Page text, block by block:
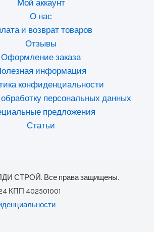
Мой аккаунт
О нас
и возврат товаров
Отзывы
Оформление заказа
информация
конфиденциальности
персональных данных
предложения
Статьи
СТРОЙ. Все права защищены.
КПП 402501001